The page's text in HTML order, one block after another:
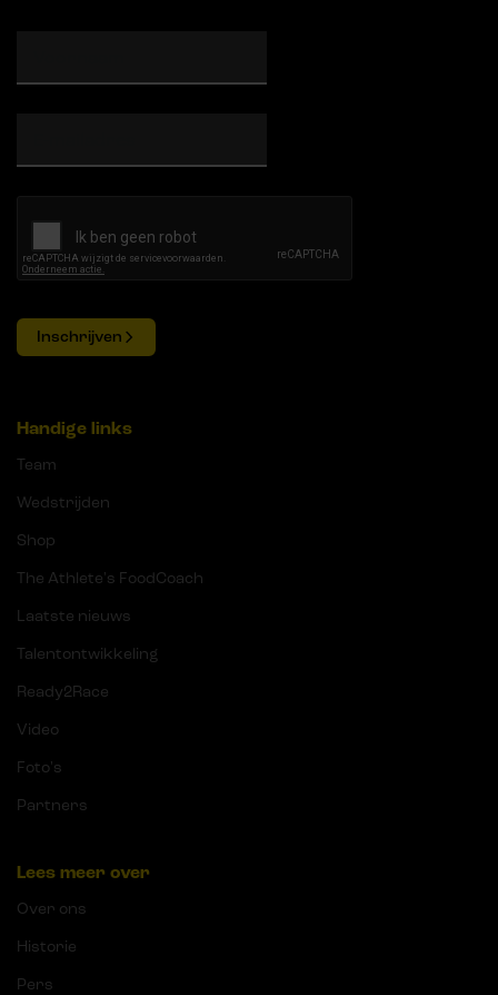
Inschrijven
Handige links
Team
Wedstrijden
Shop
The Athlete's FoodCoach
Laatste nieuws
Talentontwikkeling
Ready2Race
Video
Foto's
Partners
Lees meer over
Over ons
Historie
Pers